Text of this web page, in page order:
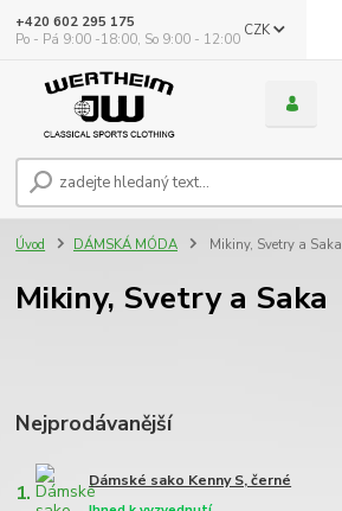
CZK
+420 602 295 175
Po - Pá 9:00 -18:00, So 9:00 - 12:00
Úvod DÁMSKÁ MÓDA Mikiny, Svetry a Saka
Mikiny, Svetry a Saka
Nejprodávanější
1. Dámské sako Kenny S, černé